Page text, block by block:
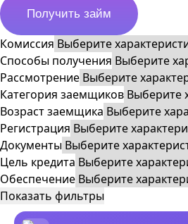
Получить займ
Комиссия
Способы получения
Рассмотрение
Категория заемщиков
Возраст заемщика
Регистрация
Документы
Цель кредита
Обеспечение
Показать фильтры